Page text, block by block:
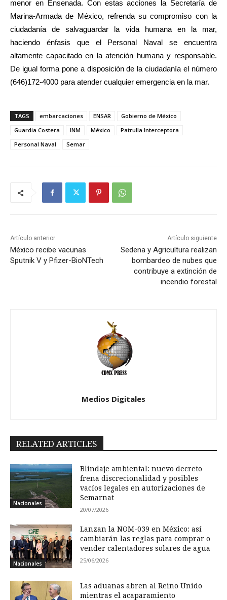
menor en Ensenada. Con estas acciones la Secretaría de
Marina-Armada de México, refrenda su compromiso con la
ciudadanía de salvaguardar la vida humana en la mar,
haciendo énfasis que el Personal Naval se encuentra
altamente capacitado en la atención humana y responsable.
De igual forma pone a disposición de la ciudadanía el número
(646)172-4000 para atender cualquier emergencia en la mar.
TAGS embarcaciones ENSAR
Gobierno de México
Guardia Costera
INM México
Patrulla Interceptora
Personal Naval
Semar
Artículo anterior
México recibe vacunas
Sputnik V y Pfizer-BioNTech
Artículo siguiente
Sedena y Agricultura realizan
bombardeo de nubes que
contribuye a extinción de
incendio forestal
Medios Digitales
RELATED ARTICLES
Nacionales
Blindaje ambiental: nuevo decreto
frena discrecionalidad y posibles
vacíos legales en autorizaciones de
Semarnat
20/07/2026
Nacionales
Lanzan la NOM-039 en México: así
cambiarán las reglas para comprar o
vender calentadores solares de agua
25/06/2026
Las aduanas abren al Reino Unido
mientras el acaparamiento